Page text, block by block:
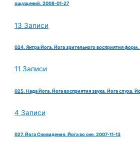
ощущений. 2008-01-27
13 Записи
024. Янтра Йога. Йога зрительного восприятия
11 Записи
025. Нада Йога. Йога восприятия звука. Йога слуха.
4 Записи
027. Йога Сновидения. Йога во сне. 2007-11-13